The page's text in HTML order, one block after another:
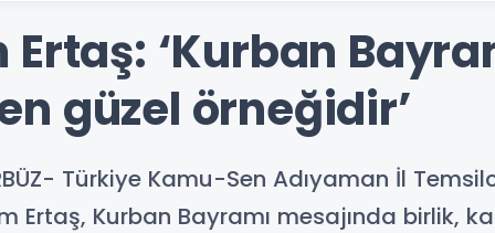
‘Kurban
güzel örneğidir’
Türkiye Kamu-Sen Adıyaman İl
Ertaş, Kurban Bayramı mesajında birlik,